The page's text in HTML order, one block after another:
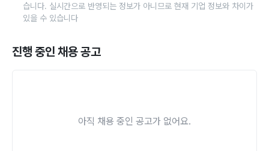
습니다. 실시간으로 반영되는 정보가 아니므로 현재 기업 정보와 차이가
있을 수 있습니다
진행 중인 채용 공고
아직 채용 중인 공고가 없어요.